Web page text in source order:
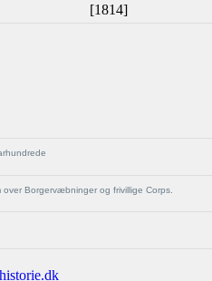
[1814]
Borgervæbninger og frivillige Corps.